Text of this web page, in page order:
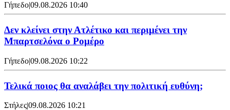
Γήπεδο|09.08.2026 10:40
Δεν κλείνει στην Ατλέτικο και περιμένει την
Μπαρτσελόνα ο Ρομέρο
Γήπεδο|09.08.2026 10:22
Τελικά ποιος θα αναλάβει την πολιτική ευθύνη;
Στήλες|09.08.2026 10:21